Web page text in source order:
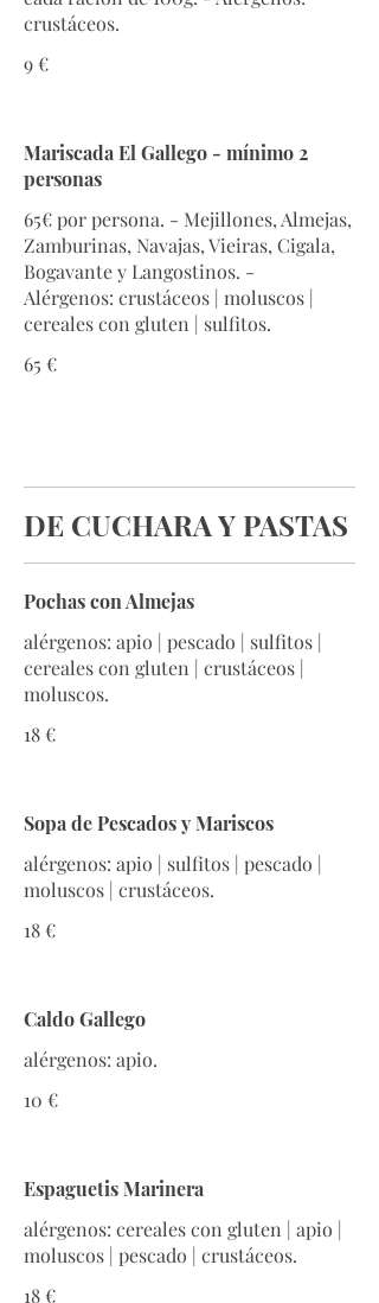
crustáceos.
9 €
Mariscada El Gallego - mínimo 2
personas
65€ por persona. - Mejillones, Almejas,
Zamburinas, Navajas, Vieiras, Cigala,
Bogavante y Langostinos. -
Alérgenos: crustáceos | moluscos |
cereales con gluten | sulfitos.
65 €
DE CUCHARA Y PASTAS
Pochas con Almejas
alérgenos: apio | pescado | sulfitos |
cereales con gluten | crustáceos |
moluscos.
18 €
Sopa de Pescados y Mariscos
alérgenos: apio | sulfitos | pescado |
moluscos | crustáceos.
18 €
Caldo Gallego
alérgenos: apio.
10 €
Espaguetis Marinera
alérgenos: cereales con gluten | apio |
moluscos | pescado | crustáceos.
18 €